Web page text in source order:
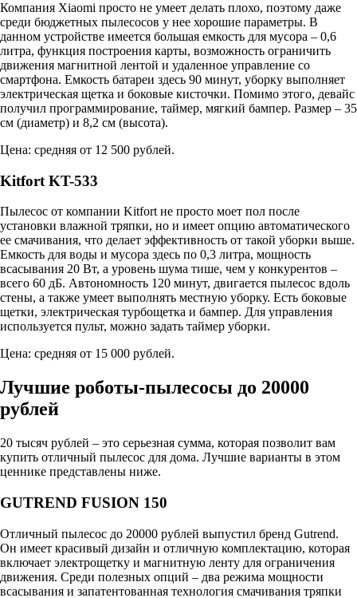
Компания Xiaomi просто не умеет делать плохо, поэтому даже
среди бюджетных пылесосов у нее хорошие параметры. В
данном устройстве имеется большая емкость для мусора – 0,6
литра, функция построения карты, возможность ограничить
движения магнитной лентой и удаленное управление со
смартфона. Емкость батареи здесь 90 минут, уборку выполняет
электрическая щетка и боковые кисточки. Помимо этого, девайс
получил программирование, таймер, мягкий бампер. Размер – 35
см (диаметр) и 8,2 см (высота).
Цена: средняя от 12 500 рублей.
Kitfort KT-533
Пылесос от компании Kitfort не просто моет пол после
установки влажной тряпки, но и имеет опцию автоматического
ее смачивания, что делает эффективность от такой уборки выше.
Емкость для воды и мусора здесь по 0,3 литра, мощность
всасывания 20 Вт, а уровень шума тише, чем у конкурентов –
всего 60 дБ. Автономность 120 минут, двигается пылесос вдоль
стены, а также умеет выполнять местную уборку. Есть боковые
щетки, электрическая турбощетка и бампер. Для управления
используется пульт, можно задать таймер уборки.
Цена: средняя от 15 000 рублей.
Лучшие роботы-пылесосы до 20000
рублей
20 тысяч рублей – это серьезная сумма, которая позволит вам
купить отличный пылесос для дома. Лучшие варианты в этом
ценнике представлены ниже.
GUTREND FUSION 150
Отличный пылесос до 20000 рублей выпустил бренд Gutrend.
Он имеет красивый дизайн и отличную комплектацию, которая
включает электрощетку и магнитную ленту для ограничения
движения. Среди полезных опций – два режима мощности
всасывания и запатентованная технология смачивания тряпки